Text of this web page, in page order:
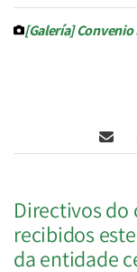
[Galería] Convenio
Directivos
recibidos
da entidade